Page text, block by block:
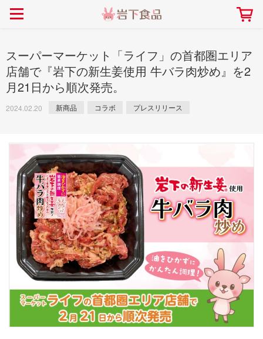
採用情報 本社所在地
> 新商品
> イベント
> コラボ
> イワシカちゃん
> オンラインショップ
> メディア掲載
> その他
【7月1日～8月30日】夏イベン
ジアム
> 生姜
> らっきょう
> オリーブ
> らっきょうレシピ
> オリーブレシピ
> その他のレシピ
社長おすすめ！岩下の新生姜と
岩下の新生姜について 岩下のらっきょうにつ
岩下の新生姜万年筆インク 書く描くコンテ
スト
岩下の新生姜Sing＆
～ニュージンジャーイ
スーパーマーケット「ライフ」の首都圏エリア
店舗で『岩下の新生姜使用 牛バラ肉炒め』を2
月21日から順次発売。
2024.02.20 新商品 コラボ プレスリリース